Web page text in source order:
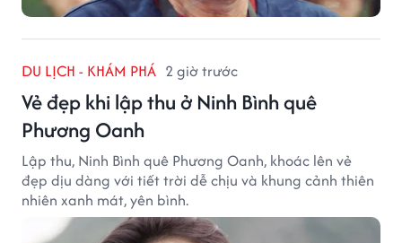
DU LỊCH - KHÁM PHÁ 2 giờ trước
Vẻ đẹp khi lập thu ở Ninh Bình quê
Phương Oanh
Lập thu, Ninh Bình quê Phương Oanh, khoác lên vẻ
đẹp dịu dàng với tiết trời dễ chịu và khung cảnh thiên
nhiên xanh mát, yên bình.